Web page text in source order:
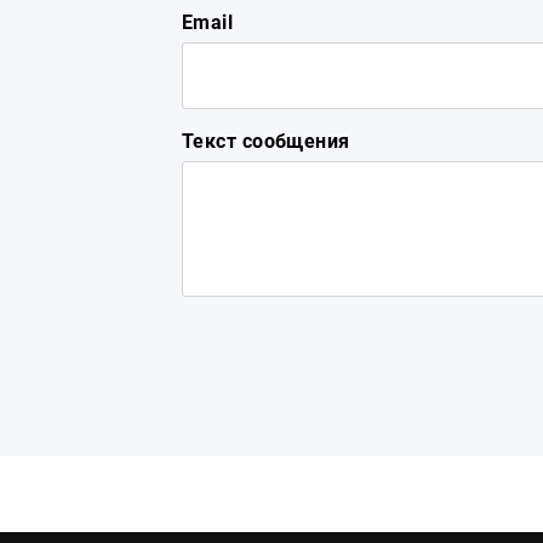
Email
Текст сообщения